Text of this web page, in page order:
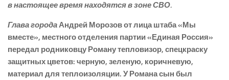
в настоящее время находятся в зоне СВО.
Глава городаАндрей Морозов от лица штаба «Мы
вместе», местного отделения партии «Единая Россия»
передал родниковцу Роману тепловизор, спецкраску
защитных цветов: черную, зеленую, коричневую,
материал для теплоизоляции. У Романа сын был